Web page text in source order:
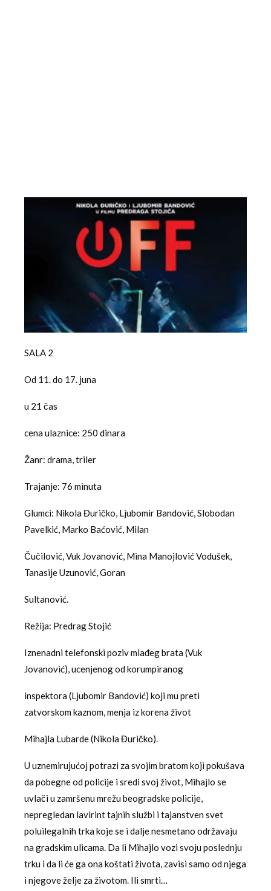
SALA 2
Od 11. do 17. juna
u 21 čas
cena ulaznice: 250 dinara
Žanr: drama, triler
Trajanje: 76 minuta
Glumci: Nikola Đuričko, Ljubomir Bandović, Slobodan
Pavelkić, Marko Baćović, Milan
Čučilović, Vuk Jovanović, Mina Manojlović Vodušek,
Tanasije Uzunović, Goran
Sultanović.
Režija: Predrag Stojić
Iznenadni telefonski poziv mlađeg brata (Vuk
Jovanović), ucenjenog od korumpiranog
inspektora (Ljubomir Bandović) koji mu preti
zatvorskom kaznom, menja iz korena život
Mihajla Lubarde (Nikola Đuričko).
U uznemirujućoj potrazi za svojim bratom koji pokušava
da pobegne od policije i sredi svoj život, Mihajlo se
uvlači u zamršenu mrežu beogradske policije,
nepregledan lavirint tajnih službi i tajanstven svet
poluilegalnih trka koje se i dalje nesmetano održavaju
na gradskim ulicama. Da li Mihajlo vozi svoju poslednju
trku i da li će ga ona koštati života, zavisi samo od njega
i njegove želje za životom. Ili smrti…